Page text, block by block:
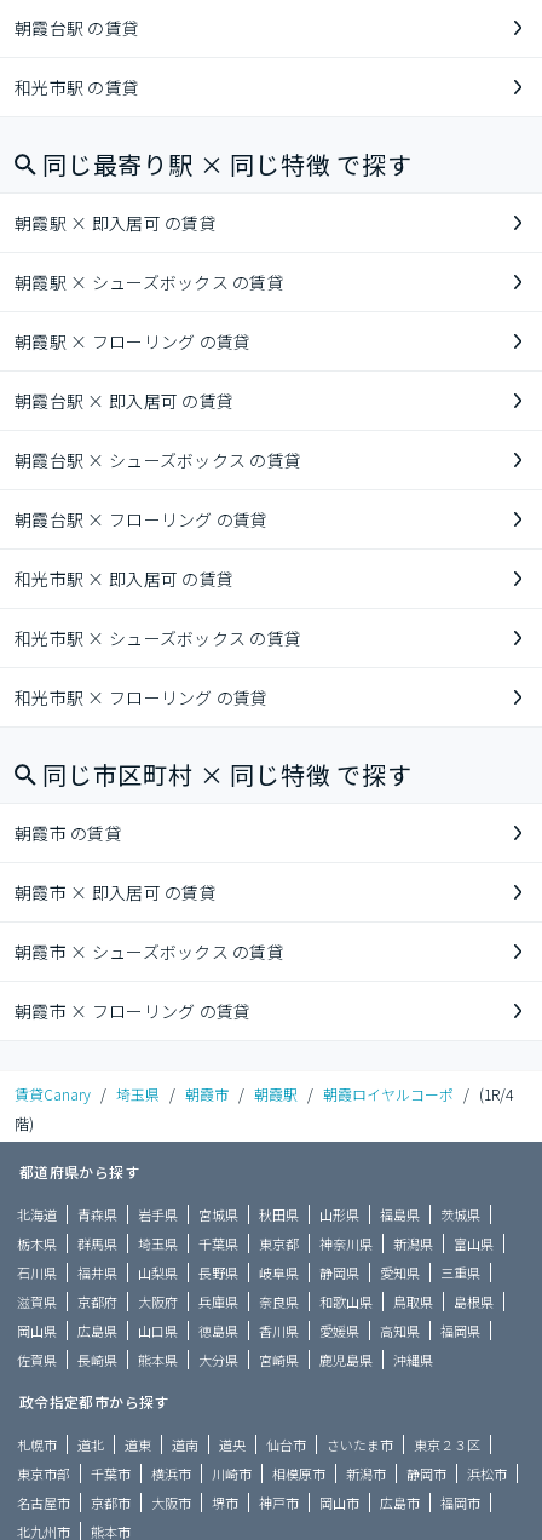
朝霞台駅 の賃貸
和光市駅 の賃貸
同じ最寄り駅 × 同じ特徴 で探す
朝霞駅 × 即入居可 の賃貸
朝霞駅 × シューズボックス の賃貸
朝霞駅 × フローリング の賃貸
朝霞台駅 × 即入居可 の賃貸
朝霞台駅 × シューズボックス の賃貸
朝霞台駅 × フローリング の賃貸
和光市駅 × 即入居可 の賃貸
和光市駅 × シューズボックス の賃貸
和光市駅 × フローリング の賃貸
同じ市区町村 × 同じ特徴 で探す
朝霞市 の賃貸
朝霞市 × 即入居可 の賃貸
朝霞市 × シューズボックス の賃貸
朝霞市 × フローリング の賃貸
賃貸Canary / 埼玉県 / 朝霞市 / 朝霞駅 / 朝霞ロイヤルコーポ / (1R/4
階)
都道府県から探す
北海道 青森県 岩手県 宮城県 秋田県 山形県 福島県
茨城県
栃木県
群馬県 埼玉県 千葉県 東京都 神奈川県 新潟県
富山県
石川県
福井県 山梨県 長野県 岐阜県 静岡県 愛知県
三重県
滋賀県
京都府 大阪府 兵庫県 奈良県 和歌山県 鳥取県
島根県
岡山県
広島県 山口県 徳島県 香川県 愛媛県 高知県
福岡県
佐賀県
長崎県 熊本県 大分県 宮崎県 鹿児島県 沖縄県
政令指定都市から探す
札幌市 道北 道東 道南 道央 仙台市 さいたま市
東京２３区
東京市部
千葉市 横浜市 川崎市 相模原市 新潟市 静岡市
浜松市
名古屋市
京都市 大阪市 堺市 神戸市 岡山市 広島市
福岡市
北九州市
熊本市